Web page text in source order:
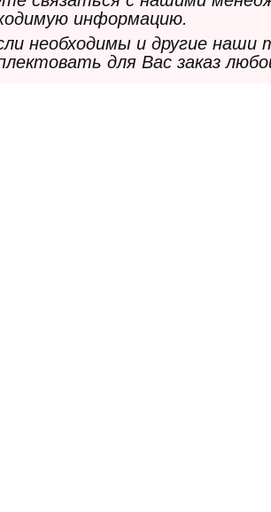
информацию.
необходимы и другие
для Вас заказ